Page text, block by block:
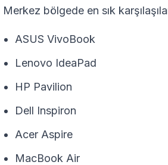
Merkez bölgede en sık
ASUS VivoBook
Lenovo IdeaPad
HP Pavilion
Dell Inspiron
Acer Aspire
MacBook Air